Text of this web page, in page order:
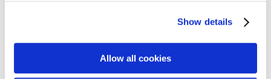
Show details
Allow all cookies
технические новости. Вы также можете нажать на
«Просмотреть все новости», где вам будут
представлены несколько новостей одновременно.